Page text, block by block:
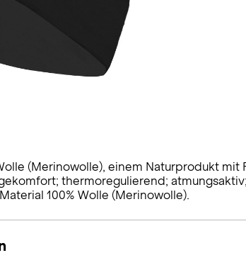
(Merinowolle), einem Naturprodukt
thermoregulierend;
100% Wolle (Merinowolle).